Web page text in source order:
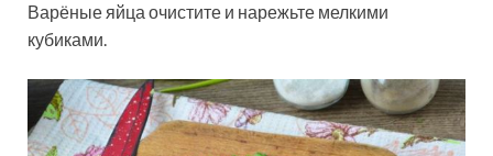
Варёные яйца очистите и нарежьте мелкими
кубиками.